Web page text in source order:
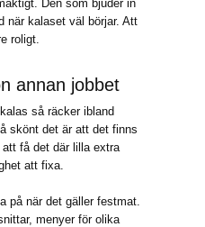
Den som bjuder in
när kalaset väl börjar. Att
roligt.
annan jobbet
så räcker ibland
skönt det är att det finns
att få det där lilla extra
att fixa.
på när det gäller festmat.
menyer för olika